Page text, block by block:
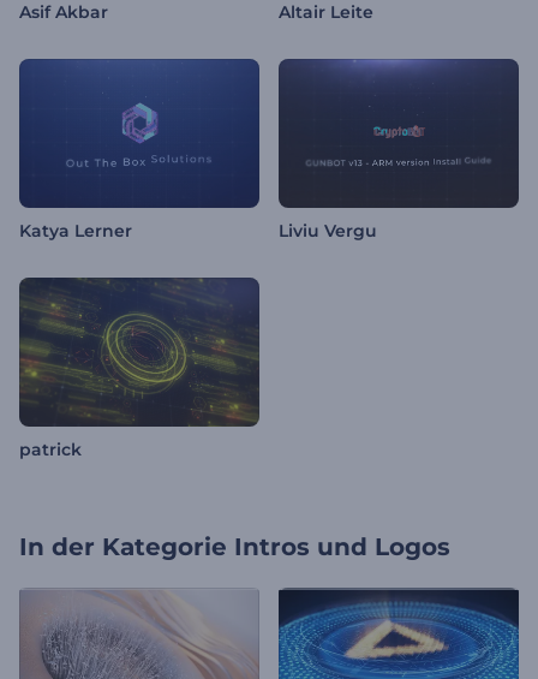
Asif Akbar Altair Leite
Katya Lerner Liviu Vergu
patrick
In der Kategorie Intros und Logos